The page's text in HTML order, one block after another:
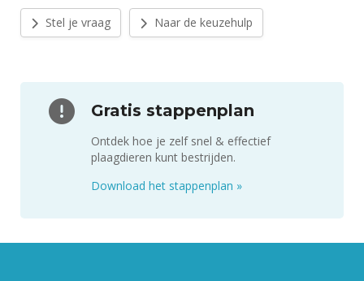
Stel je vraag Naar de keuzehulp
Gratis stappenplan
Ontdek hoe je zelf snel & effectief
plaagdieren kunt bestrijden.
Download het stappenplan »